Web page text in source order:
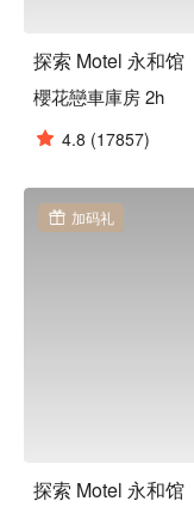
探索 Motel 永和馆
櫻花戀車庫房 2h
4.8 (17857)
加码礼
探索 Motel 永和馆